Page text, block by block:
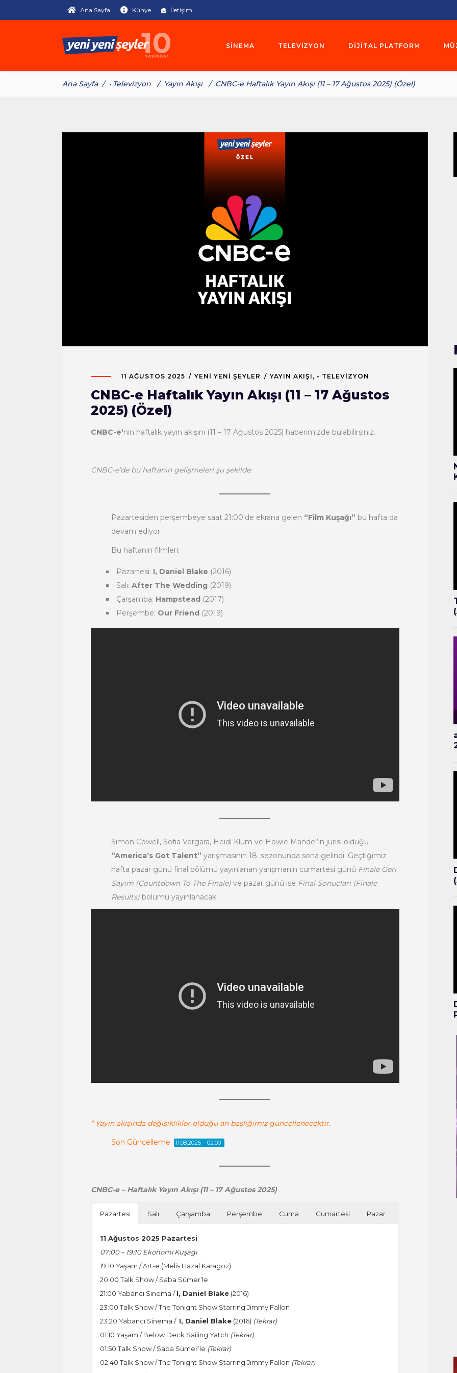
Ana Sayfa Künye İletişim
SINEMA TELEVIZYON DIJITAL PLATFORM
Ana Sayfa/ • Televizyon / Yayın Akışı / CNBC-e Haftalık Yayın Akışı (11 – 17 Ağustos 2025) (Özel)
11 AĞUSTOS 2025 YENI YENI ŞEYLER YAYIN AKIŞI , • TELEVIZYON
CNBC-e Haftalık Yayın Akışı (11 – 17 Ağustos
2025) (Özel)
CNBC-e‘nin haftalık yayın akışını (11 – 17 Ağustos 2025) haberimizde bulabilirsiniz.
CNBC-e’de bu haftanın gelişmeleri şu şekilde:
Pazartesiden perşembeye saat 21:00’de ekrana gelen “Film Kuşağı” bu hafta da
devam ediyor.
Bu haftanın filmleri;
Pazartesi: I, Daniel Blake (2016)
Salı: After The Wedding (2019)
Çarşamba: Hampstead (2017)
Perşembe: Our Friend (2019)
Simon Cowell, Sofia Vergara, Heidi Klum ve Howie Mandel’ın jürisi olduğu
“America’s Got Talent” yarışmasının 18. sezonunda sona gelindi. Geçtiğimiz
hafta pazar günü final bölümü yayınlanan yarışmanın cumartesi günü Finale Geri
Sayım (Countdown To The Finale) ve pazar günü ise Final Sonuçları (Finale
Results) bölümü yayınlanacak.
* Yayın akışında değişiklikler olduğu an başlığımız güncellenecektir.
Son Güncelleme: 11.08.2025 – 02:00
CNBC-e – Haftalık Yayın Akışı (11 – 17 Ağustos 2025)
Pazartesi Salı Çarşamba Perşembe Cuma Cumartesi Pazar
11 Ağustos 2025 Pazartesi
07:00 – 19:10 Ekonomi Kuşağı
19:10 Yaşam / Art-e (Melis Hazal Karagöz)
20:00 Talk Show / Saba Sümer’le
21:00 Yabancı Sinema /I, Daniel Blake (2016)
23:00 Talk Show / The Tonight Show Starring Jimmy Fallon
23:20 Yabancı Sinema / I, Daniel Blake (2016) (Tekrar)
01:10 Yaşam / Below Deck Sailing Yatch (Tekrar)
01:50 Talk Show / Saba Sümer’le (Tekrar)
02:40 Talk Show / The Tonight Show Starring Jimmy Fallon (Tekrar)